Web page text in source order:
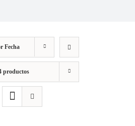
Fecha
productos